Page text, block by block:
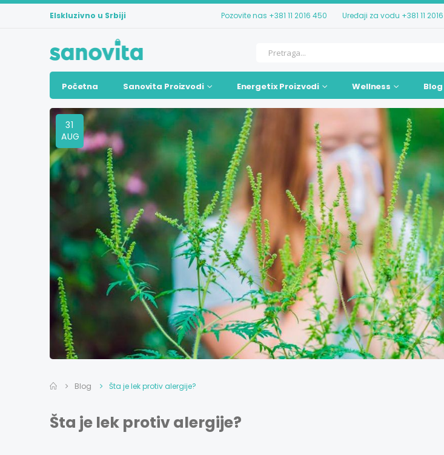
Elskluzivno u Srbiji Pozovite nas +381 11 2016 450 Uređaji za vodu +381 11
Početna Sanovita Proizvodi Energetix Proizvodi Wellness Blog
31
AUG
Blog Šta je lek protiv alergije?
Šta je lek protiv alergije?